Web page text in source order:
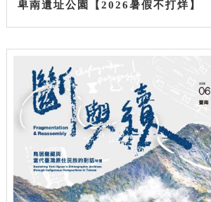
卑南遺址公園【2026暑假不打烊】